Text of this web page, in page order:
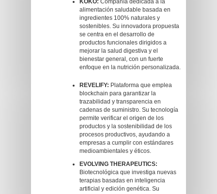
KOKO: Compañía dedicada a la
alimentación saludable basada en
ingredientes 100% naturales y
sostenibles. Su innovadora propuesta
se centra en el desarrollo de
productos funcionales dirigidos a
mejorar la salud digestiva y el
bienestar general, con un fuerte
enfoque en la nutrición personalizada.
REVELIFY: Plataforma que emplea
blockchain para garantizar la
trazabilidad y transparencia en
cadenas de suministro. Su tecnología
permite verificar el origen de los
productos y la sostenibilidad de los
procesos productivos, ayudando a
empresas a cumplir con estándares
medioambientales y éticos.
EVOLVING THERAPEUTICS:
Biotecnológica que investiga nuevas
terapias basadas en inteligencia
artificial y edición genética. Su